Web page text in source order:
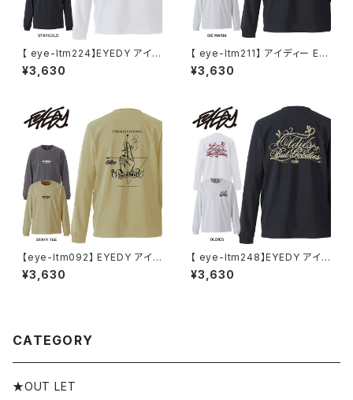
【 eye-ltm224】EYEDY アイデ
ィー 大きいサイズ メンズ ロング
Tシャツ STAY GOLD ロンT
HITE BLACK
¥3,630
【 eye-ltm211】 アイディー EY
EDY JESUS ジーザス ロング
スリーブT ロンT クルーネック
¥3,630
【eye-ltm092】 EYEDY アイデ
ィー 大きいサイズ メンズ ロング
Tシャツ STAFF TEE ロンT ロ
¥3,630
【 eye-ltm248】EYEDY アイデ
ィー 大きいサイズ メンズ ロング
Tシャツ OLDIES ロンT 長袖
¥3,630
CATEGORY
★OUT LET